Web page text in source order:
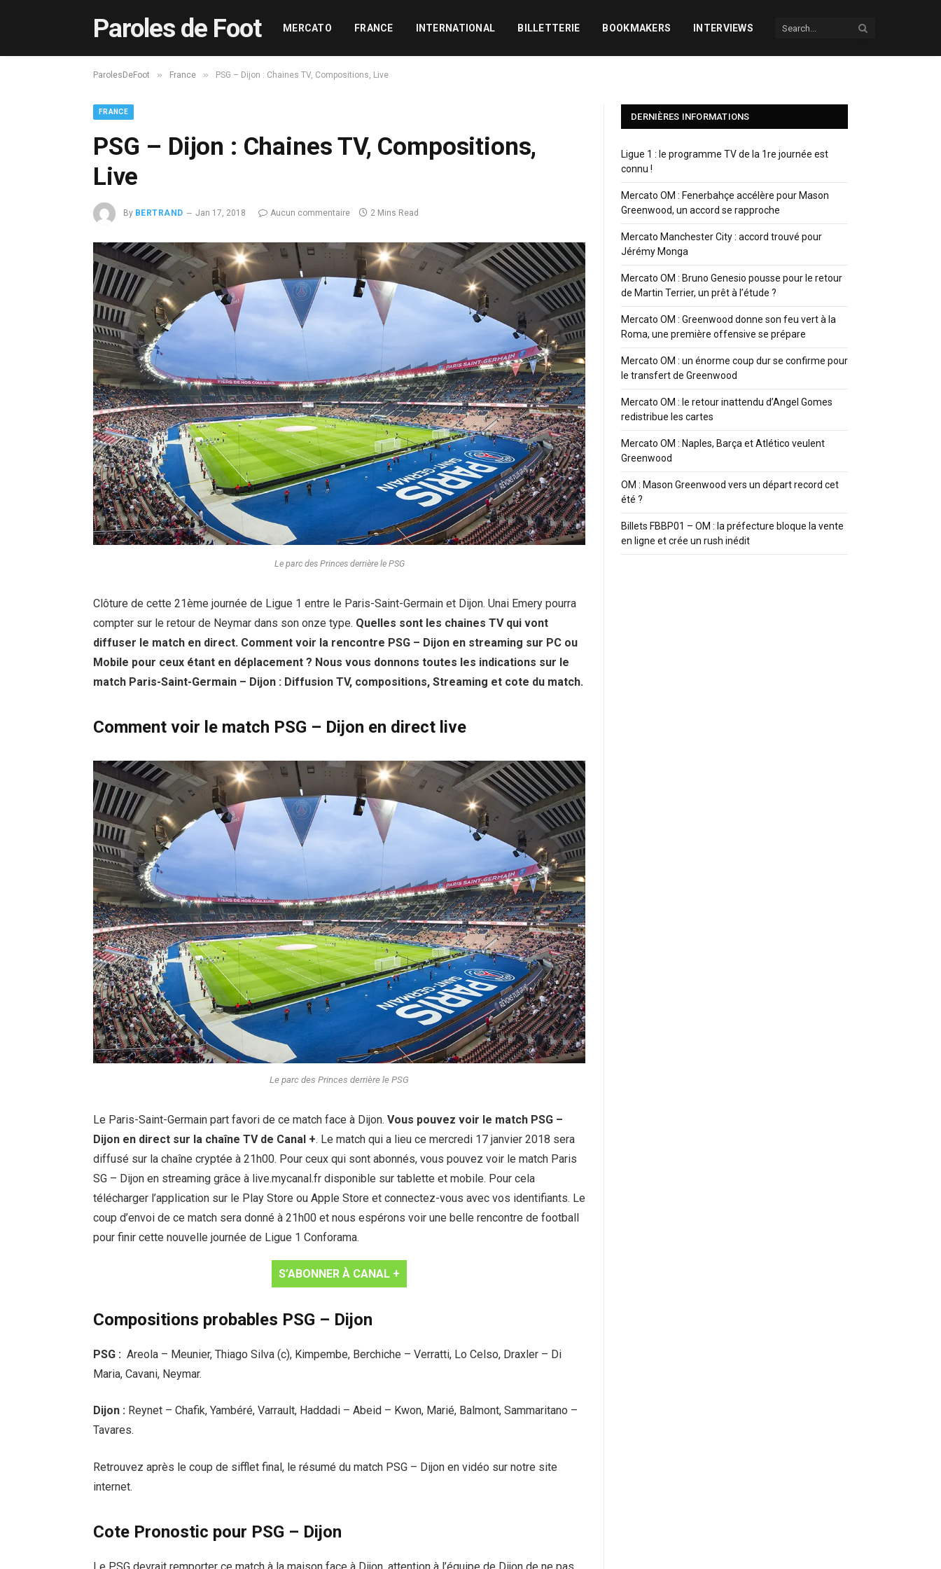
Paroles de Foot MERCATO FRANCE INTERNATIONAL BILLETTERIE BOOKMAKERS INTERVIEWS
ParolesDeFoot » France » PSG – Dijon : Chaines TV, Compositions, Live
FRANCE
PSG – Dijon : Chaines TV, Compositions,
Live
By BERTRAND Jan 17, 2018 Aucun commentaire 2 Mins Read
Le parc des Princes derrière le PSG
Clôture de cette 21ème journée de Ligue 1 entre le Paris-Saint-Germain et Dijon. Unai Emery pourra
compter sur le retour de Neymar dans son onze type. Quelles sont les chaines TV qui vont
diffuser le match en direct. Comment voir la rencontre PSG – Dijon en streaming sur PC ou
Mobile pour ceux étant en déplacement ? Nous vous donnons toutes les indications sur le
match Paris-Saint-Germain – Dijon : Diffusion TV, compositions, Streaming et cote du match.
Comment voir le match PSG – Dijon en direct live
Le parc des Princes derrière le PSG
Le Paris-Saint-Germain part favori de ce match face à Dijon. Vous pouvez voir le match PSG –
Dijon en direct sur la chaîne TV de Canal +. Le match qui a lieu ce mercredi 17 janvier 2018 sera
diffusé sur la chaîne cryptée à 21h00. Pour ceux qui sont abonnés, vous pouvez voir le match Paris
SG – Dijon en streaming grâce à live.mycanal.fr disponible sur tablette et mobile. Pour cela
télécharger l’application sur le Play Store ou Apple Store et connectez-vous avec vos identifiants. Le
coup d’envoi de ce match sera donné à 21h00 et nous espérons voir une belle rencontre de football
pour finir cette nouvelle journée de Ligue 1 Conforama.
S’ABONNER À CANAL +
Compositions probables PSG – Dijon
PSG : Areola – Meunier, Thiago Silva (c), Kimpembe, Berchiche – Verratti, Lo Celso, Draxler – Di
Maria, Cavani, Neymar.
Dijon : Reynet – Chafik, Yambéré, Varrault, Haddadi – Abeid – Kwon, Marié, Balmont, Sammaritano –
Tavares.
Retrouvez après le coup de sifflet final, le résumé du match PSG – Dijon en vidéo sur notre site
internet.
Cote Pronostic pour PSG – Dijon
DERNIÈRES INFORMATIONS
Ligue 1 : le programme TV de la 1re journée est
connu !
Mercato OM : Fenerbahçe accélère pour Mason
Greenwood, un accord se rapproche
Mercato Manchester City : accord trouvé pour
Jérémy Monga
Mercato OM : Bruno Genesio pousse pour le retour
de Martin Terrier, un prêt à l’étude ?
Mercato OM : Greenwood donne son feu vert à la
Roma, une première offensive se prépare
Mercato OM : un énorme coup dur se confirme pour
le transfert de Greenwood
Mercato OM : le retour inattendu d’Angel Gomes
redistribue les cartes
Mercato OM : Naples, Barça et Atlético veulent
Greenwood
OM : Mason Greenwood vers un départ record cet
été ?
Billets FBBP01 – OM : la préfecture bloque la vente
en ligne et crée un rush inédit